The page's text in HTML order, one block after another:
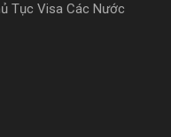
Tục Visa Các Nước